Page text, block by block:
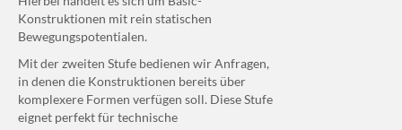
Konstruktionen mit rein statischen
Bewegungspotentialen.
Mit der zweiten Stufe bedienen wir Anfragen,
in denen die Konstruktionen bereits über
komplexere Formen verfügen soll. Diese Stufe
eignet perfekt für technische